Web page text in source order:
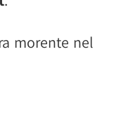
morente nel